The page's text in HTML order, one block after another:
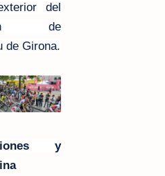
del
de
de Girona.
y